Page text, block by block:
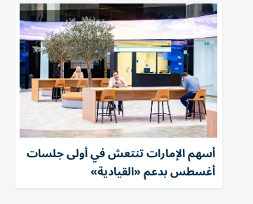
أسهم الإمارات تنتعش في أولى جلسات
أغسطس بدعم «القيادية»